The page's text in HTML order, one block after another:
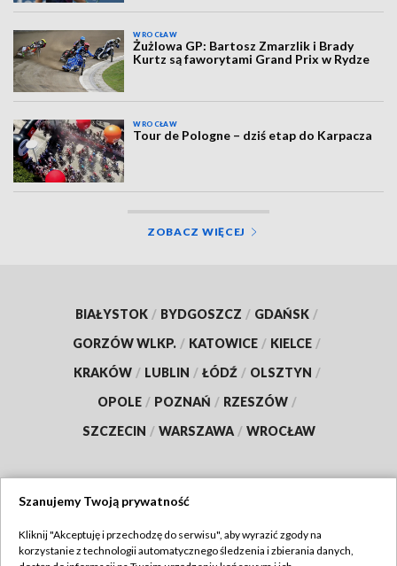
WROCŁAW
Żużlowa GP: Bartosz Zmarzlik i Brady
Kurtz są faworytami Grand Prix w Rydze
WROCŁAW
Tour de Pologne – dziś etap do Karpacza
ZOBACZ WIĘCEJ
BIAŁYSTOK / BYDGOSZCZ / GDAŃSK /
GORZÓW WLKP. / KATOWICE / KIELCE /
KRAKÓW / LUBLIN / ŁÓDŹ / OLSZTYN /
OPOLE / POZNAŃ / RZESZÓW /
SZCZECIN / WARSZAWA / WROCŁAW
TVP
Szanujemy Twoją prywatność
Kliknij "Akceptuję i przechodzę do serwisu", aby wyrazić zgody na
korzystanie z technologii automatycznego śledzenia i zbierania danych,